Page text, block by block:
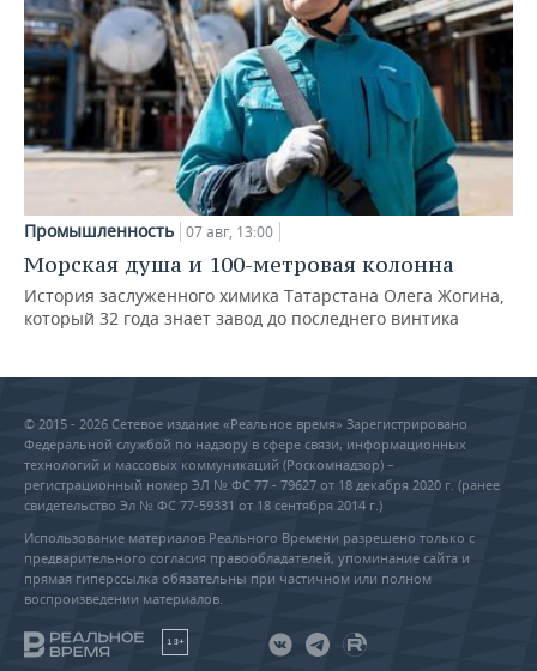
Промышленность 07 авг, 13:00
Морская душа и 100-метровая колонна
История заслуженного химика Татарстана Олега Жогина,
который 32 года знает завод до последнего винтика
© 2015 - 2026 Сетевое издание «Реальное время» Зарегистрировано
Федеральной службой по надзору в сфере связи, информационных
технологий и массовых коммуникаций (Роскомнадзор) –
регистрационный номер ЭЛ № ФС 77 - 79627 от 18 декабря 2020 г. (ранее
свидетельство Эл № ФС 77-59331 от 18 сентября 2014 г.)
Использование материалов Реального Времени разрешено только с
предварительного согласия правообладателей, упоминание сайта и
прямая гиперссылка обязательны при частичном или полном
воспроизведении материалов.
18+